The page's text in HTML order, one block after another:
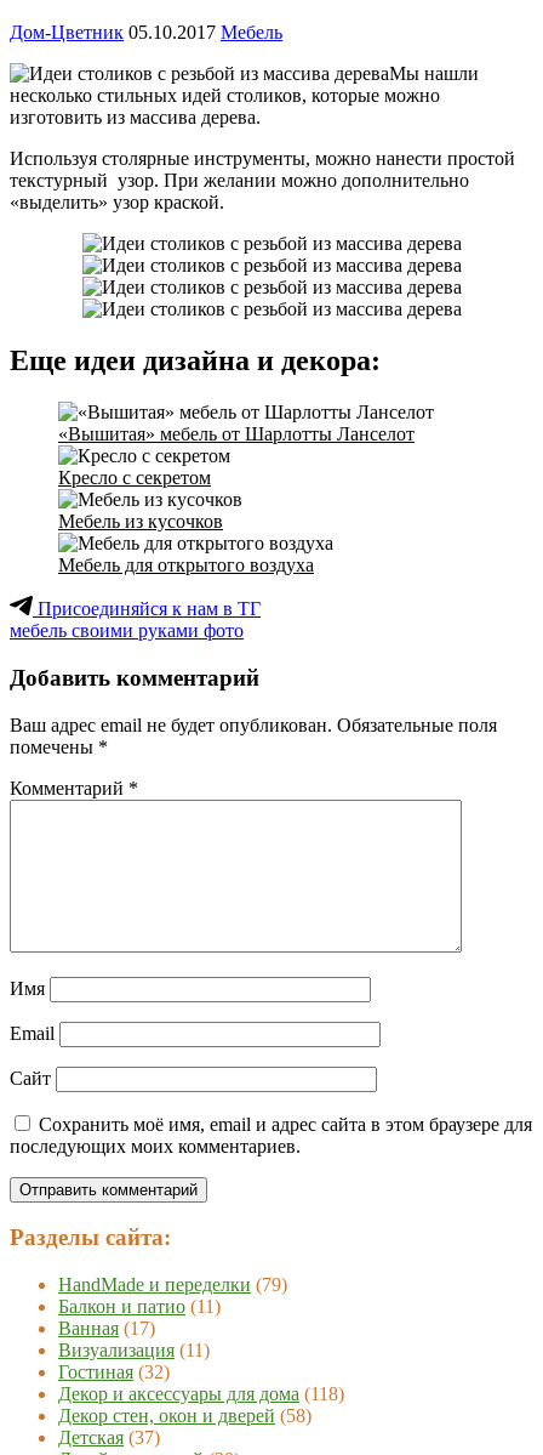
Дом-Цветник 05.10.2017 Мебель
Мы нашли
несколько стильных идей столиков, которые можно
изготовить из массива дерева.
Используя столярные инструменты, можно нанести простой
текстурный узор. При желании можно дополнительно
«выделить» узор краской.
Еще идеи дизайна и декора:
«Вышитая» мебель от Шарлотты Ланселот
Кресло с секретом
Мебель из кусочков
Мебель для открытого воздуха
Присоединяйся к нам в ТГ
мебель своими руками фото
Добавить комментарий
Ваш адрес email не будет опубликован. Обязательные поля
помечены *
Комментарий *
Имя
Email
Сайт
Сохранить моё имя, email и адрес сайта в этом браузере для
последующих моих комментариев.
Разделы сайта:
HandMade и переделки (79)
Балкон и патио (11)
Ванная (17)
Визуализация (11)
Гостиная (32)
Декор и аксессуары для дома (118)
Декор стен, окон и дверей (58)
Детская (37)